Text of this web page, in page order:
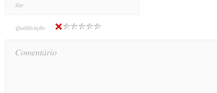
Qualificação